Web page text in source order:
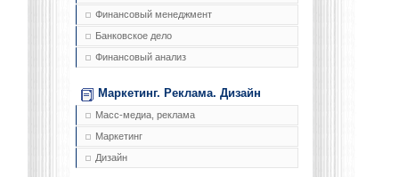
Финансовый менеджмент
Банковское дело
Финансовый анализ
Маркетинг. Реклама. Дизайн
Масс-медиа, реклама
Маркетинг
Дизайн